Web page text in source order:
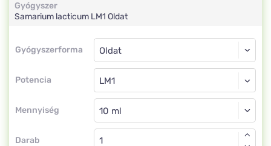
Gyógyszer
Samarium lacticum LM1 Oldat
Gyógyszerforma
Gyógyszerforma
Potencia
Oldat
LM1
Mennyiség
Oldat
Darab